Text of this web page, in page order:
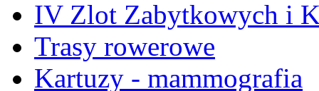
IV Zlot Zabytkowych i
Trasy rowerowe
Kartuzy - mammografia